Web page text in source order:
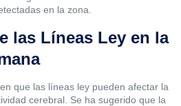
en la zona.
las Líneas Ley en la
que las líneas ley pueden afectar la
cerebral. Se ha sugerido que la